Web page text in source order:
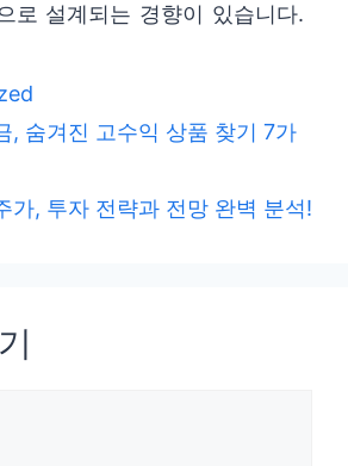
로 설계되는 경향이 있습니다.
, 숨겨진 고수익 상품 찾기 7가
가, 투자 전략과 전망 완벽 분석!